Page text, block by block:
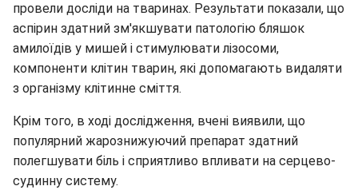
провели досліди на тваринах. Результати показали, що
аспірин здатний зм'якшувати патологію бляшок
амилоїдів у мишей і стимулювати лізосоми,
компоненти клітин тварин, які допомагають видаляти
з організму клітинне сміття.
Крім того, в ході дослідження, вчені виявили, що
популярний жарознижуючий препарат здатний
полегшувати біль і сприятливо впливати на серцево-
судинну систему.